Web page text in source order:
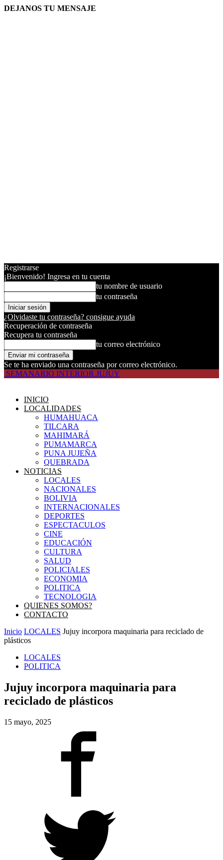
DEJANOS TU MENSAJE
Registrarse
¡Bienvenido! Ingresa en tu cuenta
tu nombre de usuario
tu contraseña
¿Olvidaste tu contraseña? consigue ayuda
Recuperación de contraseña
Recupera tu contraseña
tu correo electrónico
Se te ha enviado una contraseña por correo electrónico.
SEMANARIO INTERIOR JUJUY
INICIO
LOCALIDADES
HUMAHUACA
TILCARA
MAHIMARÁ
PUMAMARCA
PUNA JUJEÑA
QUEBRADA
NOTICIAS
LOCALES
NACIONALES
BOLIVIA
INTERNACIONALES
DEPORTES
ESPECTACULOS
CINE
EDUCACIÓN
CULTURA
SALUD
POLICIALES
ECONOMIA
POLITICA
TECNOLOGIA
QUIENES SOMOS?
CONTACTO
Inicio LOCALES Jujuy incorpora maquinaria para reciclado de
plásticos
LOCALES
POLITICA
Jujuy incorpora maquinaria para
reciclado de plásticos
15 mayo, 2025